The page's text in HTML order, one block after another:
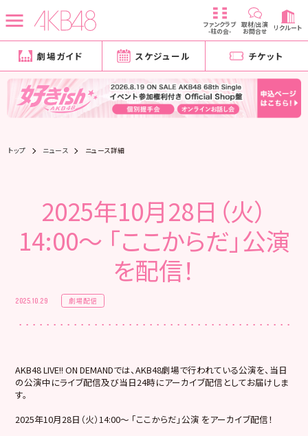
ファンクラブ
-柱の会-
取材/出演
お問合せ リクルート
劇場ガイド スケジュール チケット
トップ ニュース ニュース詳細
2025年10月28日（火）
14:00～ 「ここからだ」公演
を配信！
2025.10.29 劇場配信
AKB48 LIVE!! ON DEMANDでは、AKB48劇場で行われている公演を、当日
の公演中にライブ配信及び当日24時にアーカイブ配信としてお届けしま
す。
2025年10月28日（火）14:00～ 「ここからだ」公演 をアーカイブ配信！